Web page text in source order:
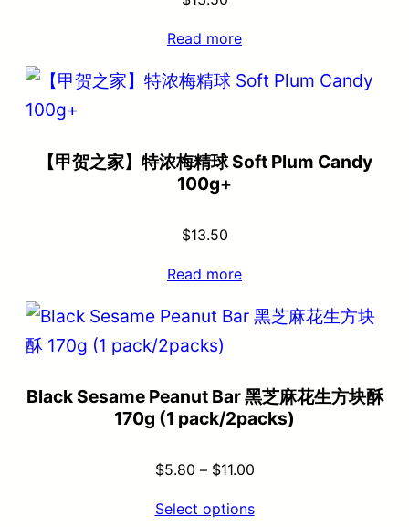
Read more
【甲贺之家】特浓梅精球 Soft Plum Candy
100g+
$13.50
Read more
Black Sesame Peanut Bar 黑芝麻花生方块酥
170g (1 pack/2packs)
$5.80 – $11.00
Select options